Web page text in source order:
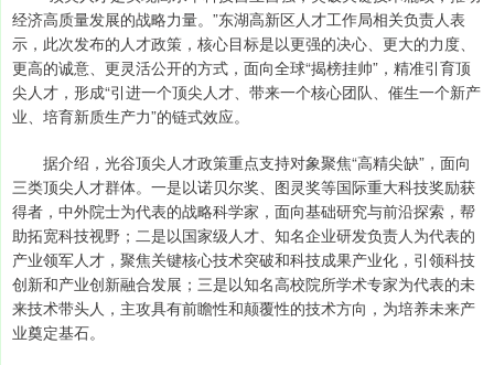
经济高质量发展的战略力量。”东湖高新区人才工作局相关负责人表
示，此次发布的人才政策，核心目标是以更强的决心、更大的力度、
更高的诚意、更灵活公开的方式，面向全球“揭榜挂帅”，精准引育顶
尖人才，形成“引进一个顶尖人才、带来一个核心团队、催生一个新产
业、培育新质生产力”的链式效应。
据介绍，光谷顶尖人才政策重点支持对象聚焦“高精尖缺”，面向
三类顶尖人才群体。一是以诺贝尔奖、图灵奖等国际重大科技奖励获
得者，中外院士为代表的战略科学家，面向基础研究与前沿探索，帮
助拓宽科技视野；二是以国家级人才、知名企业研发负责人为代表的
产业领军人才，聚焦关键核心技术突破和科技成果产业化，引领科技
创新和产业创新融合发展；三是以知名高校院所学术专家为代表的未
来技术带头人，主攻具有前瞻性和颠覆性的技术方向，为培养未来产
业奠定基石。